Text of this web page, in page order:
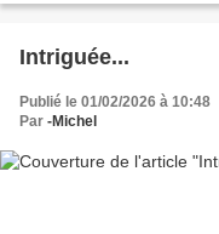
Intriguée...
Publié le 01/02/2026 à 10:48
Par -Michel